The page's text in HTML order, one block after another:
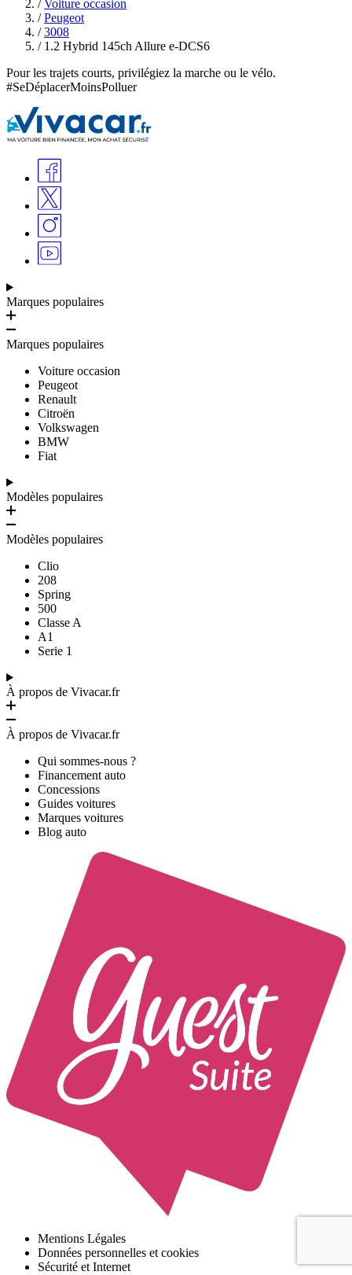
/ Voiture occasion
/ Peugeot
/ 3008
/ 1.2 Hybrid 145ch Allure e-DCS6
Pour les trajets courts, privilégiez la marche ou le vélo.
#SeDéplacerMoinsPolluer
Marques populaires
Marques populaires
Voiture occasion
Peugeot
Renault
Citroën
Volkswagen
BMW
Fiat
Modèles populaires
Modèles populaires
Clio
208
Spring
500
Classe A
A1
Serie 1
À propos de Vivacar.fr
À propos de Vivacar.fr
Qui sommes-nous ?
Financement auto
Concessions
Guides voitures
Marques voitures
Blog auto
Mentions Légales
Données personnelles et cookies
Sécurité et Internet